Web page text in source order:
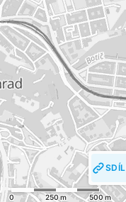
0 250 m 500 m